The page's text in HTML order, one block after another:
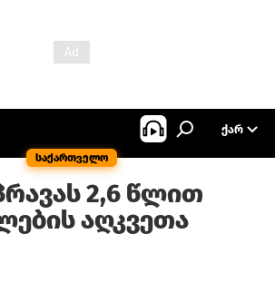
საქართველო
ᲥᲐᲠ
2,6 წლით
აღკვეთა